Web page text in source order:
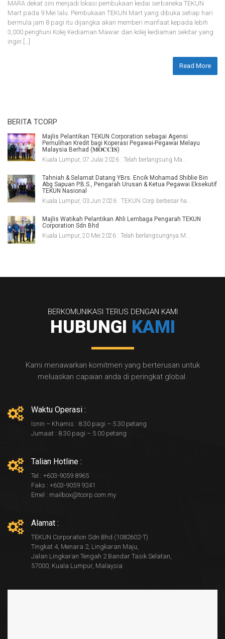
MARA dekat sini menjadi lokasi pembukaan kedai serbaneka TEKUN
Mart pada 9 Mei lalu. Pembukaan TEKUN Mart yang dibuka setiap hari
bermula jam 8 pagi itu dijangka akan memberi manfaat kepada lebih
3,000 penghuni Kolej Kediaman Mawar dan kolej kediaman sekitar yang
ingin […]
Read More
BERITA TCORP
Majlis Pelantikan TEKUN Corporation sebagai Agensi
Pemulihan Kredit bagi Koperasi Pegawai-Pegawai Melayu
Malaysia Berhad (𝐌𝐎𝐂𝐂𝐈𝐒)
Kuala Lumpur, 07 Julai 2026 : Telah berlangsung Ma...
Tahniah & Selamat Datang YBrs. Encik Mohamad Shiblie Bin
Abg Sapuan P.B.S., Pengarah Urusan & Ketua Pegawai Eksekutif
TEKUN Nasional
Kuala Lumpur, 03 Jun 2026 : TEKUN Corp berbesar ha...
Majlis Watikah Pelantikan Ahli Lembaga Pengarah TEKUN
Corporation Sdn Bhd
Kuala Lumpur, 20 Mei 2026 : Telah berlangsungnya M...
BERKOMUNIKASI TERUS DENGAN KAMI
HUBUNGI KAMI
Kami menawarkan komitmen yang berterusan untuk
meluaskan capaian anda di peringkat global.
Waktu Operasi :
Isnin – Khamis : 8.30 pagi – 5.30 petang
Jumaat : 8.30 pagi – 5.00 petang
Talian Hotline :
Tel : +603-9059 8965
Faks : +603-9059 9241
Emel : mailbox@tcorp.com.my
Alamat :
TEKUN Corporation Sdn Bhd (1082602-T)
Tingkat 4, Menara 2, Lingkaran Maju,
Jalan Lingkaran Tengah 2 Bandar Tasik Selatan,
57000, Kuala Lumpur, Malaysia